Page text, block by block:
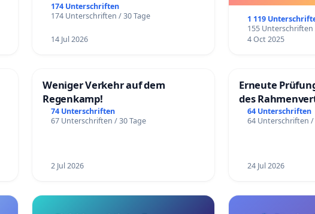
174 Unterschriften
174 Unterschriften / 30 Tage
14 Jul 2026
1 119
155 Unterschriften
4 Oct 2025
Weniger Verkehr auf dem
Regenkamp!
74 Unterschriften
67 Unterschriften / 30 Tage
2 Jul 2026
Erneute
des
64 Unterschriften
64 Unterschriften /
24 Jul 2026